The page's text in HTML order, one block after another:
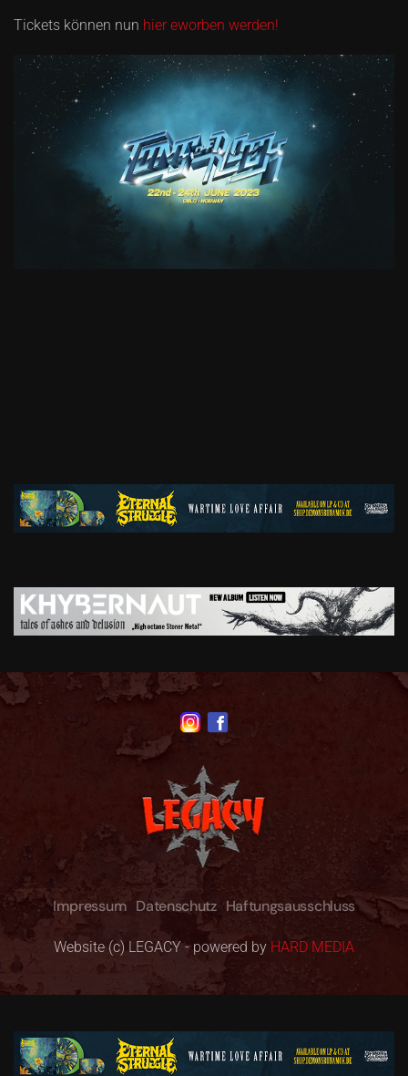
Tickets können nun hier eworben werden!
Impressum Datenschutz Haftungsausschluss
Website (c) LEGACY - powered by HARD MEDIA